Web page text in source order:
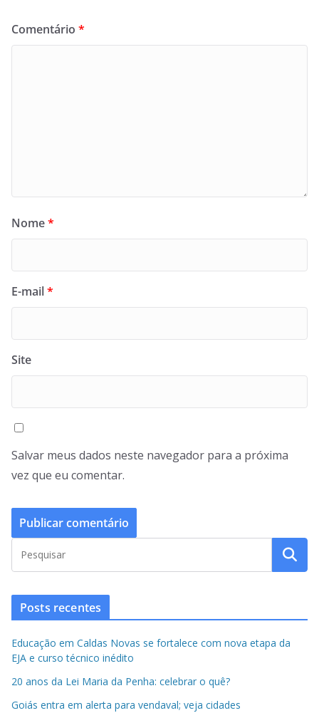
Comentário *
Nome*
E-mail*
Site
Salvar meus dados neste navegador para a próxima
vez que eu comentar.
Posts recentes
Educação em Caldas Novas se fortalece com nova etapa da
EJA e curso técnico inédito
20 anos da Lei Maria da Penha: celebrar o quê?
Goiás entra em alerta para vendaval; veja cidades